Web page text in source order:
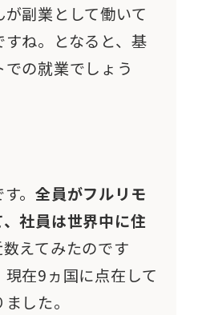
が副業として働いて
ね。となると、基
の就業でしょう
す。全員がフルリモ
社員は世界中に住
えてみたのです
在9ヵ国に点在して
した。